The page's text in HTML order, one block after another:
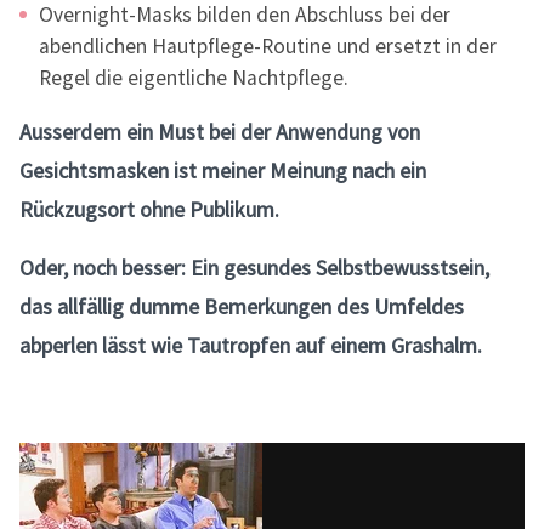
Overnight-Masks bilden den Abschluss bei der
abendlichen Hautpflege-Routine und ersetzt in der
Regel die eigentliche Nachtpflege.
Ausserdem ein Must bei der Anwendung von
Gesichtsmasken ist meiner Meinung nach ein
Rückzugsort ohne Publikum.
Oder, noch besser: Ein gesundes Selbstbewusstsein,
das allfällig dumme Bemerkungen des Umfeldes
abperlen lässt wie Tautropfen auf einem Grashalm.